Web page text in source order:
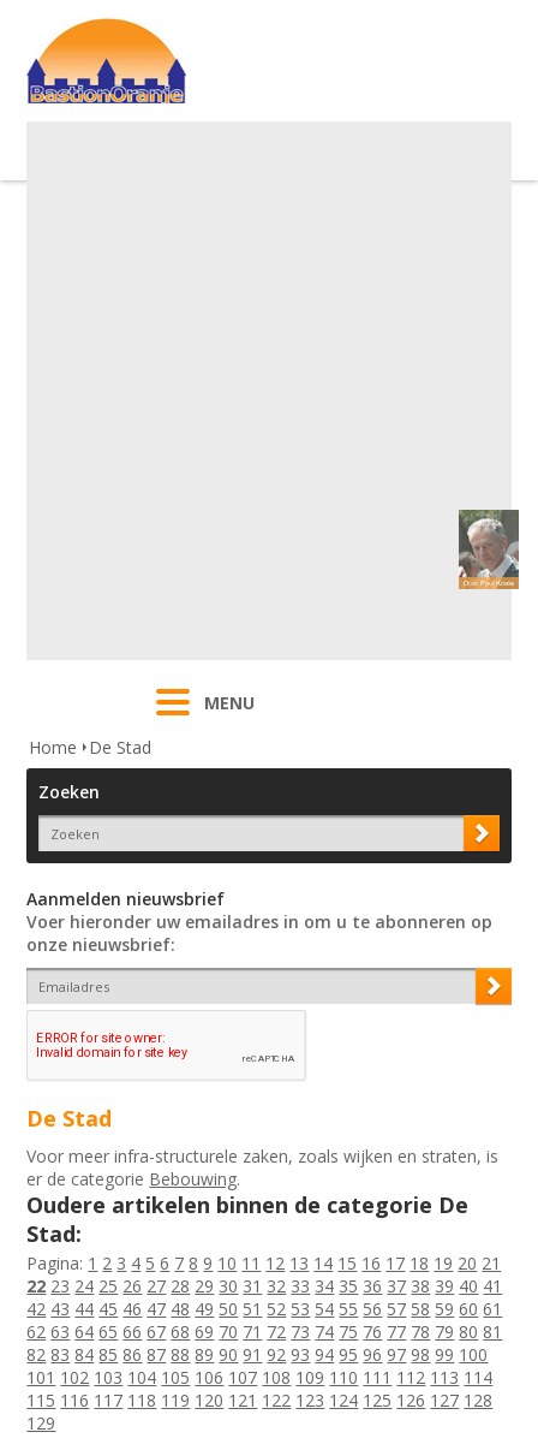
MENU
Home
De Stad
Zoeken
Aanmelden nieuwsbrief
Voer hieronder uw emailadres in om u te abonneren op
onze nieuwsbrief:
De Stad
Voor meer infra-structurele zaken, zoals wijken en straten, is
er de categorie Bebouwing.
Oudere artikelen binnen de categorie De
Stad:
Pagina: 1 2 3 4 5 6 7 8 9 10 11 12 13 14 15 16 17 18 19 20 21
22 23 24 25 26 27 28 29 30 31 32 33 34 35 36 37 38 39 40 41
42 43 44 45 46 47 48 49 50 51 52 53 54 55 56 57 58 59 60 61
62 63 64 65 66 67 68 69 70 71 72 73 74 75 76 77 78 79 80 81
82 83 84 85 86 87 88 89 90 91 92 93 94 95 96 97 98 99 100
101 102 103 104 105 106 107 108 109 110 111 112 113 114
115 116 117 118 119 120 121 122 123 124 125 126 127 128
129